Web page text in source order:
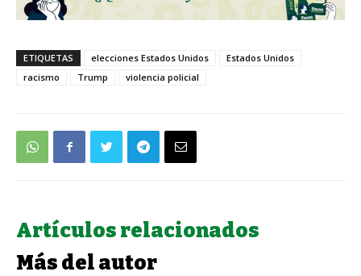
ETIQUETAS elecciones Estados Unidos
Estados Unidos
racismo
Trump violencia policial
Artículos relacionados
Más del autor